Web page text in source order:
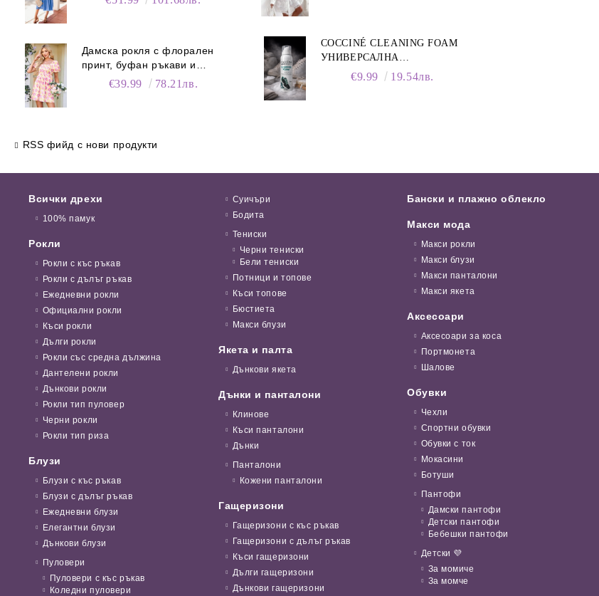
Дамска рокля с флорален
принт, буфан ръкави и
джобове€39.99 78.21лв.
RSS фийд с нови продукти
COCCINÉ CLEANING FOAM
УНИВЕРСАЛНА
ПОЧИСТВАЩА ПЯНА ЗА
€9.99 19.54лв.
Всички дрехи
100% памук
Рокли
Рокли с къс ръкав
Рокли с дълъг ръкав
Ежедневни рокли
Официални рокли
Къси рокли
Дълги рокли
Рокли със средна дължина
Дантелени рокли
Дънкови рокли
Рокли тип пуловер
Черни рокли
Рокли тип риза
Блузи
Блузи с къс ръкав
Блузи с дълъг ръкав
Ежедневни блузи
Елегантни блузи
Дънкови блузи
Пуловери
Пуловери с къс ръкав
Коледни пуловери
Суичъри
Бодита
Тениски
Черни тениски
Бели тениски
Потници и топове
Къси топове
Бюстиета
Макси блузи
Якета и палта
Дънкови якета
Дънки и панталони
Клинове
Къси панталони
Дънки
Панталони
Кожени панталони
Гащеризони
Гащеризони с къс ръкав
Гащеризони с дълъг ръкав
Къси гащеризони
Дълги гащеризони
Дънкови гащеризони
Бански и плажно облекло
Макси мода
Макси рокли
Макси блузи
Макси панталони
Макси якета
Аксесоари
Аксесоари за коса
Портмонета
Шалове
Обувки
Чехли
Спортни обувки
Обувки с ток
Мокасини
Ботуши
Пантофи
Дамски пантофи
Детски пантофи
Бебешки пантофи
Детски 💜
За момиче
За момче